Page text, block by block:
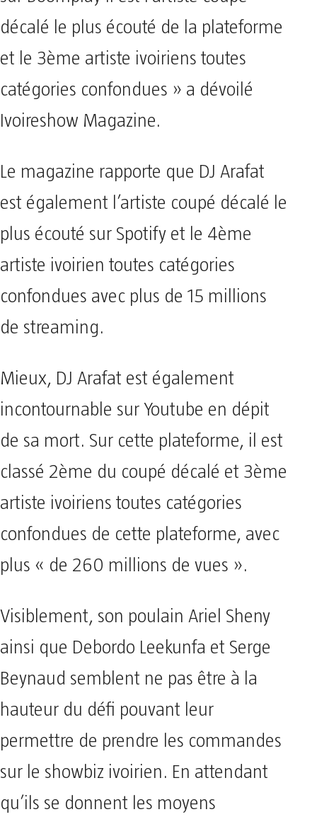
décalé le plus écouté de la plateforme
et le 3ème artiste ivoiriens toutes
catégories confondues » a dévoilé
Ivoireshow Magazine.
Le magazine rapporte que DJ Arafat
est également l’artiste coupé décalé le
plus écouté sur Spotify et le 4ème
artiste ivoirien toutes catégories
confondues avec plus de 15 millions
de streaming.
Mieux, DJ Arafat est également
incontournable sur Youtube en dépit
de sa mort. Sur cette plateforme, il est
classé 2ème du coupé décalé et 3ème
artiste ivoiriens toutes catégories
confondues de cette plateforme, avec
plus « de 260 millions de vues ».
Visiblement, son poulain Ariel Sheny
ainsi que Debordo Leekunfa et Serge
Beynaud semblent ne pas être à la
hauteur du défi pouvant leur
permettre de prendre les commandes
sur le showbiz ivoirien. En attendant
qu’ils se donnent les moyens